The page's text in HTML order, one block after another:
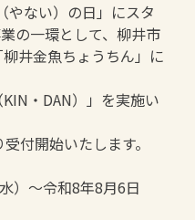
やない）の日」にスタ
の一環として、柳井市
井金魚ちょうちん」に
・DAN）」を実施い
開始いたします。
）～令和8年8月6日